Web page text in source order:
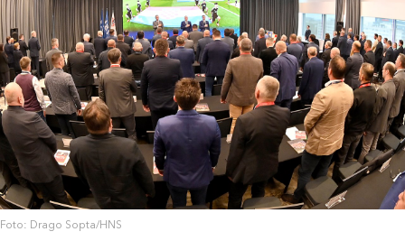
Foto: Drago Sopta/HNS